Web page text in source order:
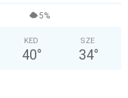
5%
KED
40°
SZE
34°